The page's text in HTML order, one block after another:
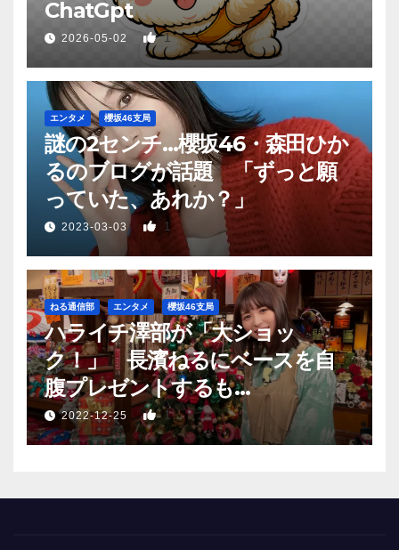
ChatGpt
2026-05-02 1
エンタメ 櫻坂46支局
謎の2センチ…櫻坂46・森田ひか
るのブログが話題 「ずっと願
っていた、あれか？」
2023-03-03 1
ねる通信部 エンタメ 櫻坂46支局
ハライチ澤部が「大ショッ
ク！」 長濱ねるにベースを自
腹プレゼントするも…
2022-12-25 1